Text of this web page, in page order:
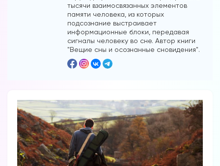
тысячи взаимосвязанных элементов
памяти человека, из которых
подсознание выстраивает
информационные блоки, передавая
сигналы человеку во сне. Автор книги
"Вещие сны и осознанные сновидения".